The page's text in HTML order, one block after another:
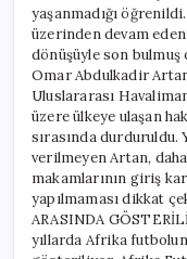
yaşanmadığı
üzerinden devam
dönüşüyle son bulmuş
Omar Abdulkadir
Uluslararası
üzere ülkeye ulaşan
sırasında
verilmeyen Artan,
makamlarının giriş
yapılmaması dikkat
ARASINDA
yıllarda Afrika